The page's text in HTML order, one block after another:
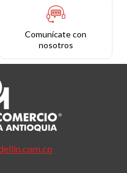
Comunícate con
nosotros